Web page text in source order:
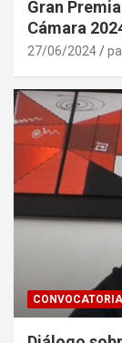
Gran
Cámara
27/06/2024